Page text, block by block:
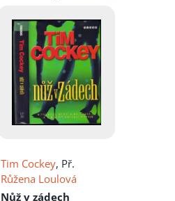
Tim Cockey, Př.
Růžena Loulová
Nůž v zádech